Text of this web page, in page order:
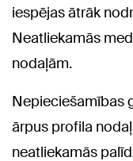
iespējas ātrāk
Neatliekamās
nodaļām.
Nepieciešamības
ārpus profila
neatliekamās